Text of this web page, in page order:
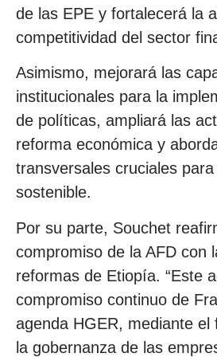
de las EPE y fortalecerá la
competitividad del sector
Asimismo, mejorará las
institucionales para la
de políticas, ampliará las
reforma económica y
transversales cruciales
sostenible.
Por su parte, Souchet
compromiso de la AFD con
reformas de Etiopía. “Este
compromiso continuo de
agenda HGER, mediante el
la gobernanza de las